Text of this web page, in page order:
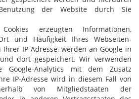
der Website durch Sie
erzeugten Informationen,
und Häufigkeit Ihres Webseiten-
IP-Adresse, werden an Google in
dort gespeichert. Wir verwenden
Google-Analytics mit dem Zusatz
IP-Adresse wird in diesem Fall von
von Mitgliedstaaten der